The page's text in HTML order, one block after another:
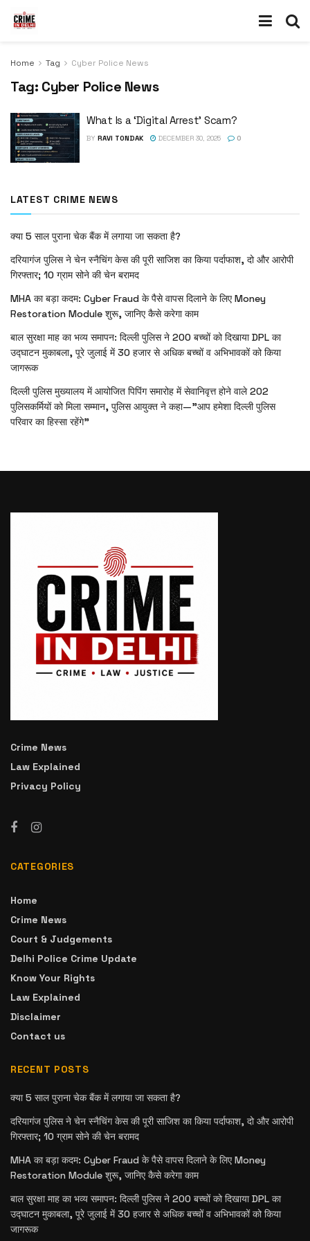
Home Tag Cyber Police News
Tag: Cyber Police News
What Is a ‘Digital Arrest’ Scam?
BY RAVI TONDAK DECEMBER 30, 2025 0
LATEST CRIME NEWS
क्या 5 साल पुराना चेक बैंक में लगाया जा सकता है?
दरियागंज पुलिस ने चेन स्नैचिंग केस की पूरी साजिश का किया पर्दाफाश, दो और आरोपी
गिरफ्तार; 10 ग्राम सोने की चेन बरामद
MHA का बड़ा कदम: Cyber Fraud के पैसे वापस दिलाने के लिए Money
Restoration Module शुरू, जानिए कैसे करेगा काम
बाल सुरक्षा माह का भव्य समापन: दिल्ली पुलिस ने 200 बच्चों को दिखाया DPL का
उद्घाटन मुकाबला, पूरे जुलाई में 30 हजार से अधिक बच्चों व अभिभावकों को किया
जागरूक
दिल्ली पुलिस मुख्यालय में आयोजित पिपिंग समारोह में सेवानिवृत्त होने वाले 202
पुलिसकर्मियों को मिला सम्मान, पुलिस आयुक्त ने कहा—”आप हमेशा दिल्ली पुलिस
परिवार का हिस्सा रहेंगे”
Crime News
Law Explained
Privacy Policy
CATEGORIES
Home
Crime News
Court & Judgements
Delhi Police Crime Update
Know Your Rights
Law Explained
Disclaimer
Contact us
RECENT POSTS
क्या 5 साल पुराना चेक बैंक में लगाया जा सकता है?
दरियागंज पुलिस ने चेन स्नैचिंग केस की पूरी साजिश का किया पर्दाफाश, दो और आरोपी
गिरफ्तार; 10 ग्राम सोने की चेन बरामद
MHA का बड़ा कदम: Cyber Fraud के पैसे वापस दिलाने के लिए Money
Restoration Module शुरू, जानिए कैसे करेगा काम
बाल सुरक्षा माह का भव्य समापन: दिल्ली पुलिस ने 200 बच्चों को दिखाया DPL का
उद्घाटन मुकाबला, पूरे जुलाई में 30 हजार से अधिक बच्चों व अभिभावकों को किया
जागरूक